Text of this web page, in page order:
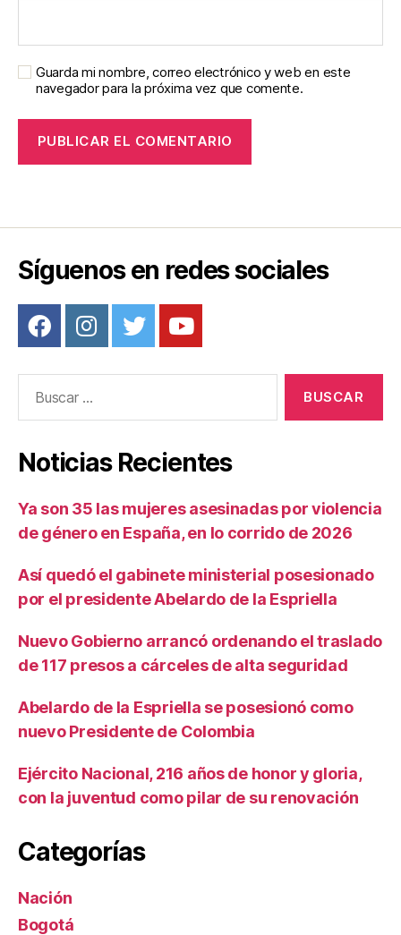
Guarda mi nombre, correo electrónico y web en este
navegador para la próxima vez que comente.
Síguenos en redes sociales
Noticias Recientes
Ya son 35 las mujeres asesinadas por violencia
de género en España, en lo corrido de 2026
Así quedó el gabinete ministerial posesionado
por el presidente Abelardo de la Espriella
Nuevo Gobierno arrancó ordenando el traslado
de 117 presos a cárceles de alta seguridad
Abelardo de la Espriella se posesionó como
nuevo Presidente de Colombia
Ejército Nacional, 216 años de honor y gloria,
con la juventud como pilar de su renovación
Categorías
Nación
Bogotá